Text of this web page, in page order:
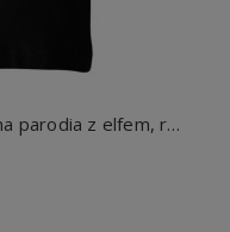
Mikołaj na przejściu – świąteczna parodia z elfem, reniferem i bałwanem Dziecięca koszulka